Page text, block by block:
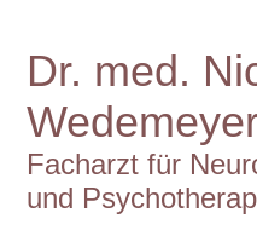
Dr. med.
Facharzt für
und